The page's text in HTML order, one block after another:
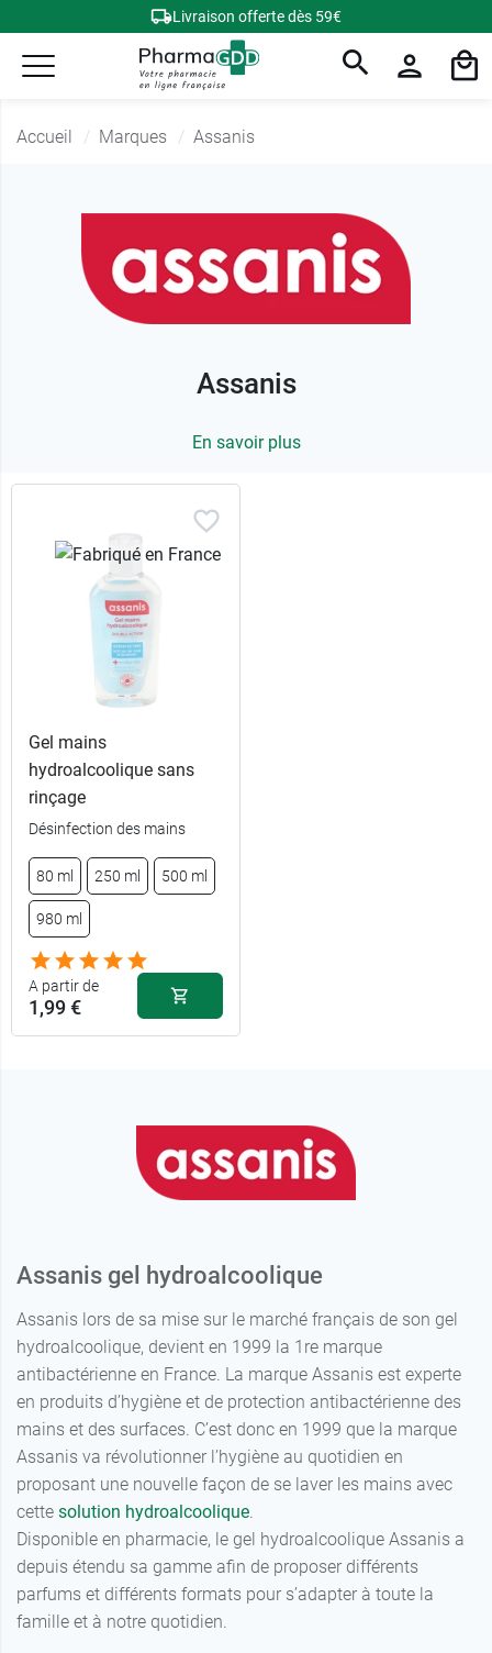
Livraison offerte dès 59€
Accueil Marques Assanis
Assanis
En savoir plus
Gel mains
hydroalcoolique sans
rinçage
Désinfection des mains
80 ml 250 ml 500 ml
980 ml
A partir de
1,99 €
80 ml 1,99 €
6,99 €
980 ml 11,99 €
Assanis gel hydroalcoolique
Assanis lors de sa mise sur le marché français de son gel
hydroalcoolique, devient en 1999 la 1re marque
antibactérienne en France. La marque Assanis est experte
en produits d’hygiène et de protection antibactérienne des
mains et des surfaces. C’est donc en 1999 que la marque
Assanis va révolutionner l’hygiène au quotidien en
proposant une nouvelle façon de se laver les mains avec
cette solution hydroalcoolique.
Disponible en pharmacie, le gel hydroalcoolique Assanis a
depuis étendu sa gamme afin de proposer différents
parfums et différents formats pour s’adapter à toute la
famille et à notre quotidien.